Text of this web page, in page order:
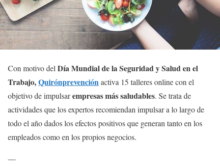
Con motivo del Día Mundial de la Seguridad y Salud en el
Trabajo,Quirónprevención activa 15 talleres online con el
objetivo de impulsarempresas más saludables. Se trata de
actividades que los expertos recomiendan impulsar a lo largo de
todo el año dados los efectos positivos que generan tanto en los
empleados como en los propios negocios.
—